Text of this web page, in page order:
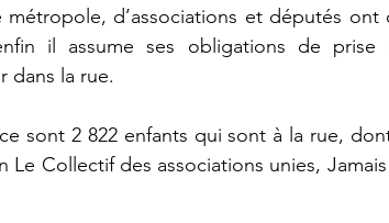
Les oubliés de la mandature Se
la ville Angers Loire métropole
métropole, d’associations et députés ont
il assume ses obligations de prise
dans la rue.
sont 2 822 enfants qui sont à la rue,
Le Collectif des associations unies,